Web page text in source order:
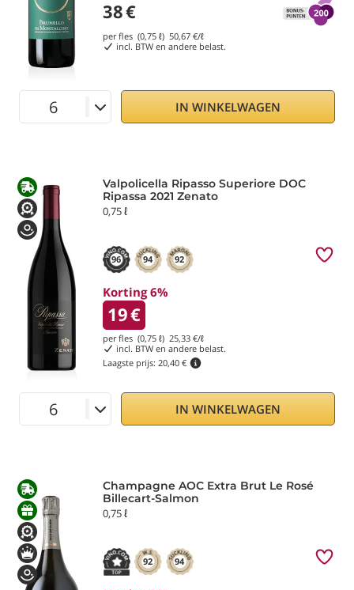
38€
per fles (0,75 ℓ) 50,67 €/ℓ
incl. BTW en andere belast.
IN WINKELWAGEN
Valpolicella Ripasso Superiore DOC
Ripassa 2021 Zenato
0,75 ℓ
96 94 92
Korting 6%
19€
per fles (0,75 ℓ) 25,33 €/ℓ
incl. BTW en andere belast.
Laagste prijs: 20,40 €
IN WINKELWAGEN
Champagne AOC Extra Brut Le Rosé
Billecart-Salmon
0,75 ℓ
92 94